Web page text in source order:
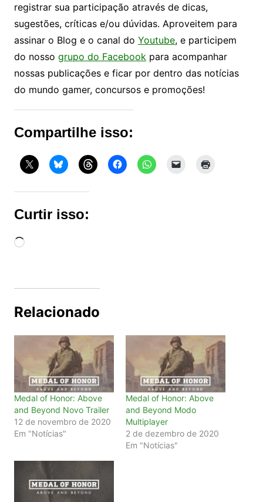
registrar sua participação através de dicas,
sugestões, críticas e/ou dúvidas. Aproveitem para
assinar o Blog e o canal do Youtube, e participem
do nosso grupo do Facebook para acompanhar
nossas publicações e ficar por dentro das notícias
do mundo gamer, concursos e promoções!
Compartilhe isso:
Curtir isso:
Carregando...
Relacionado
Medal of Honor: Above
and Beyond Novo Trailer
12 de novembro de 2020
Em "Notícias"
Medal of Honor: Above
and Beyond Modo
Multiplayer
2 de dezembro de 2020
Em "Notícias"